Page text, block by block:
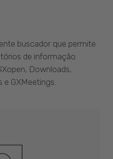
buscador que permite
de informação
Downloads,
e GXMeetings.